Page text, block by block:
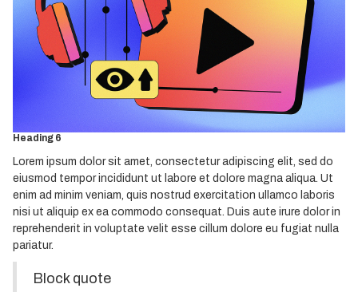
Heading 2
Heading 3
Heading 4
Heading 6
Lorem ipsum dolor sit amet, consectetur adipiscing elit, sed do
eiusmod tempor incididunt ut labore et dolore magna aliqua. Ut
enim ad minim veniam, quis nostrud exercitation ullamco laboris
nisi ut aliquip ex ea commodo consequat. Duis aute irure dolor in
reprehenderit in voluptate velit esse cillum dolore eu fugiat nulla
pariatur.
Block quote